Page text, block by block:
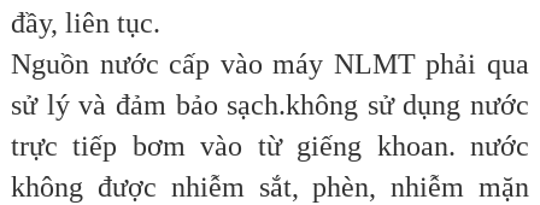
đầy, liên tục.
Nguồn nước cấp vào máy NLMT phải qua
sử lý và đảm bảo sạch.không sử dụng nước
trực tiếp bơm vào từ giếng khoan. nước
không được nhiễm sắt, phèn, nhiễm mặn